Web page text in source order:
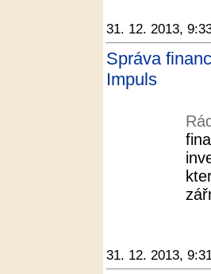
31. 12. 2013,
Správa
Impuls
31. 12. 2013,